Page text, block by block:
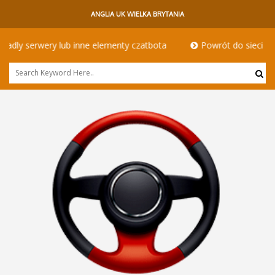
ANGLIA UK WIELKA BRYTANIA
czatbota Powrót do sieci - kierowcy hgv w innym